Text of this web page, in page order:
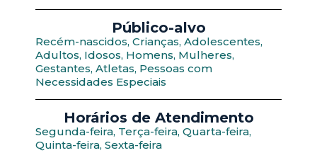
Público-alvo
Recém-nascidos, Crianças, Adolescentes,
Adultos, Idosos, Homens, Mulheres,
Gestantes, Atletas, Pessoas com
Necessidades Especiais
Horários de Atendimento
Segunda-feira, Terça-feira, Quarta-feira,
Quinta-feira, Sexta-feira